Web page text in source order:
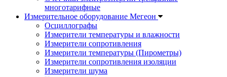
многотарифные
Измерительное оборудование Мегеон
Осциллографы
Измерители температуры и влажности
Измерители сопротивления
Измерители температуры (Пирометры)
Измерители сопротивления изоляции
Измерители шума